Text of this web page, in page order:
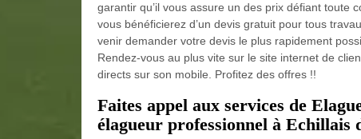
garantir qu’il vous assure un des prix défiant toute
vous bénéficierez d’un devis gratuit pour tous
venir demander votre devis le plus rapidement
Rendez-vous au plus vite sur le site internet de
directs sur son mobile. Profitez des offres !!
Faites appel aux services de
élagueur professionnel à Echillais